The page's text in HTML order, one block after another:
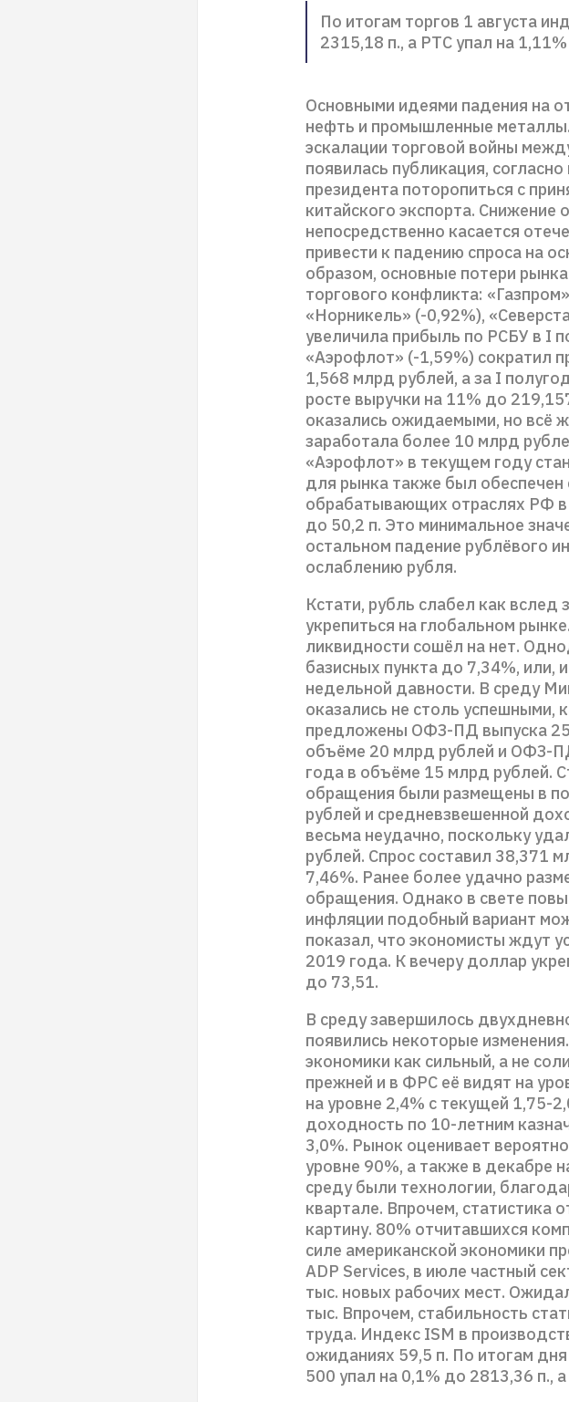
По итогам торгов 1 августа
2315,18 п., а РТС упал на
Основными идеями падения на
нефть и промышленные
эскалации торговой войны
появилась публикация,
президента поторопиться с
китайского экспорта.
непосредственно касается
привести к падению спроса на
образом, основные потери
торгового конфликта:
«Норникель» (-0,92%),
увеличила прибыль по РСБУ в I
«Аэрофлот» (-1,59%) сократил
1,568 млрд рублей, а за I
росте выручки на 11% до
оказались ожидаемыми, но всё
заработала более 10 млрд
«Аэрофлот» в текущем году
для рынка также был обеспечен
обрабатывающих отраслях РФ
до 50,2 п. Это минимальное
остальном падение рублёвого
ослаблению рубля.
Кстати, рубль слабел как
укрепиться на глобальном
ликвидности сошёл на нет.
базисных пункта до 7,34%, или,
недельной давности. В среду
оказались не столь
предложены ОФЗ-ПД выпуска
объёме 20 млрд рублей и ОФЗ-
года в объёме 15 млрд рублей.
обращения были размещены в
рублей и средневзвешенной
весьма неудачно, поскольку
рублей. Спрос составил 38,371
7,46%. Ранее более удачно
обращения. Однако в свете
инфляции подобный вариант
показал, что экономисты ждут
2019 года. К вечеру доллар
до 73,51.
В среду завершилось
появились некоторые
экономики как сильный, а не
прежней и в ФРС её видят на
на уровне 2,4% с текущей 1,75-
доходность по 10-летним
3,0%. Рынок оценивает
уровне 90%, а также в декабре
среду были технологии,
квартале. Впрочем, статистика
картину. 80% отчитавшихся
силе американской экономики
ADP Services, в июле частный
тыс. новых рабочих мест.
тыс. Впрочем, стабильность
труда. Индекс ISM в
ожиданиях 59,5 п. По итогам
500 упал на 0,1% до 2813,36 п.,